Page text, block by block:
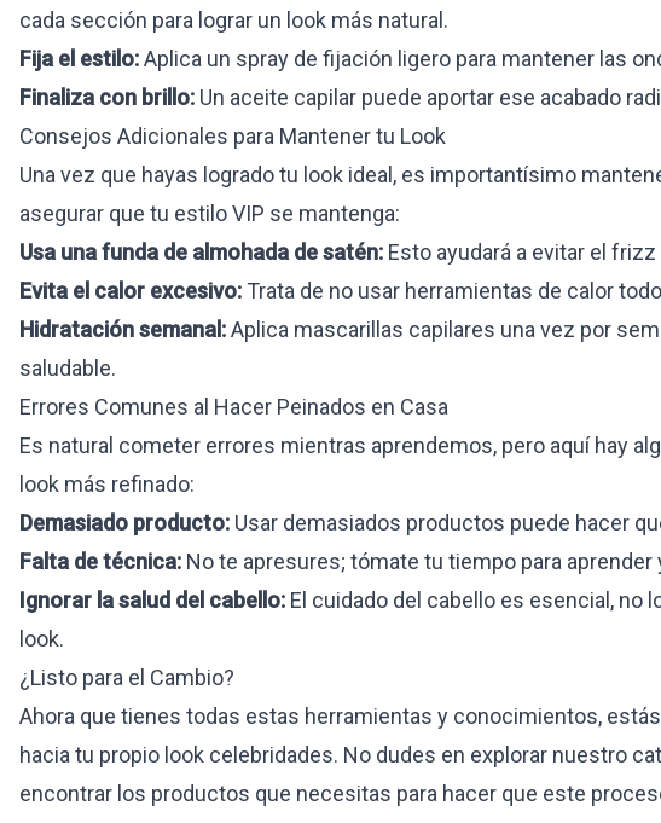
cada sección para lograr un look más natural.
Fija el estilo:Aplica un spray de fijación ligero para mantener las
Finaliza con brillo: Un aceite capilar puede aportar ese acabado
Consejos Adicionales para Mantener tu Look
Una vez que hayas logrado tu look ideal, es importantísimo
asegurar que tu estilo VIP se mantenga:
Usa una funda de almohada de satén: Esto ayudará a evitar el
Evita el calor excesivo: Trata de no usar herramientas de calor
Hidratación semanal:Aplica mascarillas capilares una vez por
saludable.
Errores Comunes al Hacer Peinados en Casa
Es natural cometer errores mientras aprendemos, pero aquí hay
look más refinado:
Demasiado producto: Usar demasiados productos puede hacer
Falta de técnica: No te apresures; tómate tu tiempo para aprender
Ignorar la salud del cabello: El cuidado del cabello es esencial, no
look.
¿Listo para el Cambio?
Ahora que tienes todas estas herramientas y conocimientos,
hacia tu propio look celebridades. No dudes en explorar nuestro
encontrar los productos que necesitas para hacer que este